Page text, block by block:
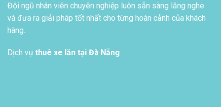
Đội ngũ nhân viên chuyên nghiệp luôn sẵn sàng lắng nghe
và đưa ra giải pháp tốt nhất cho từng hoàn cảnh của khách
hàng..
Dịch vụ thuê xe lăn tại Đà Nẵng